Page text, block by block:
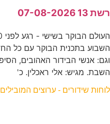
רשת 13 07-08-2026
השבוע בתכנית הבוקר עם כל
וגם: אנשי הבידור האהובים,
השבת. מגיש: אלי ראכלין. כ'
לוחות שידורים - ערוצים המובילים